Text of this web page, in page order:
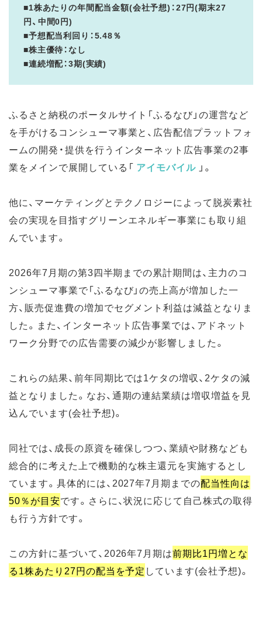
■1株あたりの年間配当金額(会社予想)：27円(期末27
円、中間0円)
■予想配当利回り：5.48％
■株主優待：なし
■連続増配：3期(実績)
ふるさと納税のポータルサイト「ふるなび」の運営など
を手がけるコンシューマ事業と、広告配信プラットフォ
ームの開発・提供を行うインターネット広告事業の2事
業をメインで展開している「 アイモバイル 」。
他に、マーケティングとテクノロジーによって脱炭素社
会の実現を目指すグリーンエネルギー事業にも取り組
んでいます。
2026年7月期の第3四半期までの累計期間は、主力のコ
ンシューマ事業で「ふるなび」の売上高が増加した一
方、販売促進費の増加でセグメント利益は減益となりま
した。また、インターネット広告事業では、アドネット
ワーク分野での広告需要の減少が影響しました。
これらの結果、前年同期比では1ケタの増収、2ケタの減
益となりました。なお、通期の連結業績は増収増益を見
込んでいます(会社予想)。
同社では、成長の原資を確保しつつ、業績や財務なども
総合的に考えた上で機動的な株主還元を実施するとし
ています。具体的には、2027年7月期までの配当性向は
50％が目安です。さらに、状況に応じて自己株式の取得
も行う方針です。
この方針に基づいて、2026年7月期は前期比1円増とな
る1株あたり27円の配当を予定 しています(会社予想)。